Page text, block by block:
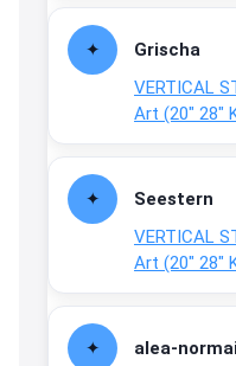
Grischa
VERTICAL
Art (20″ 28″
Seestern
VERTICAL
Art (20″ 28″
alea-
dich zu
15:01
An 01.08.
/ max.